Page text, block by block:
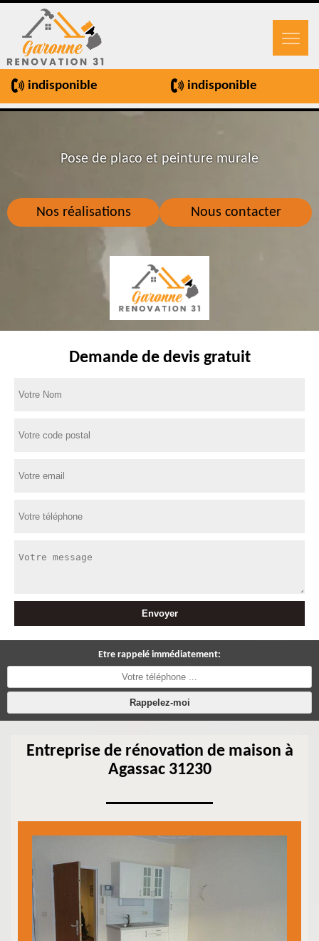
indisponible indisponible
Nos réalisations Nous contacter
Pose de placo et peinture murale
Demande de devis gratuit
Etre rappelé immédiatement:
Entreprise de rénovation de maison à
Agassac 31230